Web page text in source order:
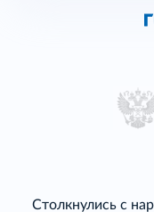
Столкнулись с